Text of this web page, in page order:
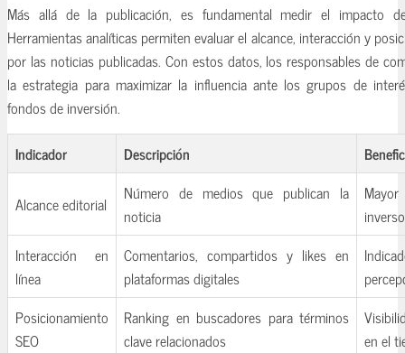
Más allá de la publicación, es fundamental medir el impacto
Herramientas analíticas permiten evaluar el alcance, interacción y
por las noticias publicadas. Con estos datos, los responsables de
la estrategia para maximizar la influencia ante los grupos de
fondos de inversión.
Indicador
Descripción
Alcance editorial
Número de medios que publican la
noticia
Interacción en
línea
Comentarios, compartidos y likes en
plataformas digitales
Posicionamiento
SEO
Ranking en buscadores para términos
clave relacionados
en el